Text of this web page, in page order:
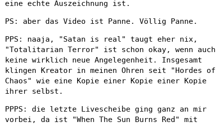
eine echte Auszeichnung ist.
PS: aber das Video ist Panne. Völlig Panne.
PPS: naaja, "Satan is real" taugt eher nix,
"Totalitarian Terror" ist schon okay, wenn auch
keine wirklich neue Angelegenheit. Insgesamt
klingen Kreator in meinen Ohren seit "Hordes of
Chaos" wie eine Kopie einer Kopie einer Kopie
ihrer selbst.
PPPS: die letzte Livescheibe ging ganz an mir
vorbei, da ist "When The Sun Burns Red" mit